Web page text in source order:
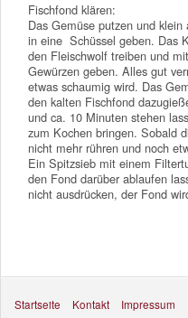
Fischfond klären:
Das Gemüse putzen und
in eine Schüssel geben. Das
den Fleischwolf treiben und
Gewürzen geben. Alles gut
etwas schaumig wird. Das
den kalten Fischfond
und ca. 10 Minuten stehen
zum Kochen bringen. Sobald
nicht mehr rühren und noch
Ein Spitzsieb mit einem
den Fond darüber ablaufen
nicht ausdrücken, der Fond
Startseite Kontakt Impressum